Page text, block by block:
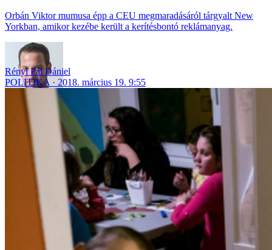
Orbán Viktor mumusa épp a CEU megmaradásáról tárgyalt New
Yorkban, amikor kezébe került a kerítésbontó reklámanyag.
Rényi Pál Dániel
POLITIKA
2018. március 19. 9:55